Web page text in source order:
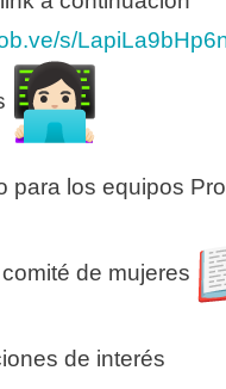
s/
para los equipos
de mujeres
de interés